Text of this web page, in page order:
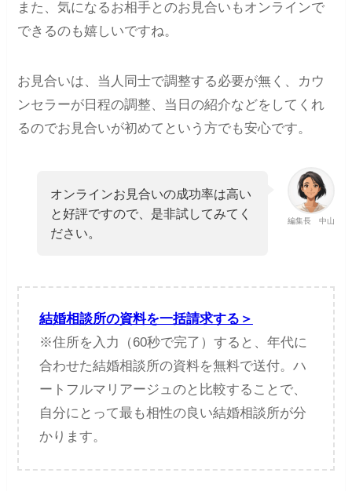
また、気になるお相手とのお見合いもオンラインで
できるのも嬉しいですね。
お見合いは、当人同士で調整する必要が無く、カウ
ンセラーが日程の調整、当日の紹介などをしてくれ
るのでお見合いが初めてという方でも安心です。
編集長 中山
オンラインお見合いの成功率は高い
と好評ですので、是非試してみてく
ださい。
結婚相談所の資料を一括請求する＞
※住所を入力（60秒で完了）すると、年代に
合わせた結婚相談所の資料を無料で送付。ハ
ートフルマリアージュのと比較することで、
自分にとって最も相性の良い結婚相談所が分
かります。